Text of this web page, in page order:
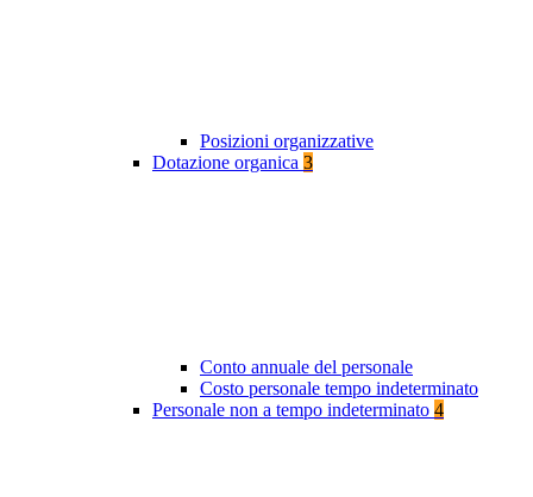
Posizioni organizzative
Dotazione organica 3
Conto annuale del personale
Costo personale tempo indeterminato
Personale non a tempo indeterminato 4